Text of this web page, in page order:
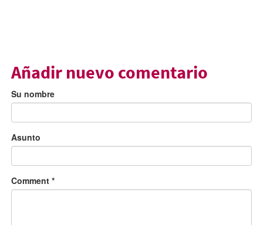
Añadir nuevo comentario
Su nombre
Asunto
Comment *